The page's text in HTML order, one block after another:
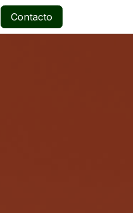
Contacto